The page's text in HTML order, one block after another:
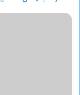
مارتينيز